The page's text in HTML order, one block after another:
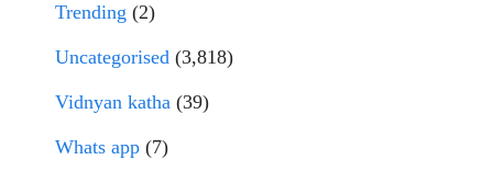
Trending (2)
Uncategorised (3,818)
Vidnyan katha (39)
Whats app (7)